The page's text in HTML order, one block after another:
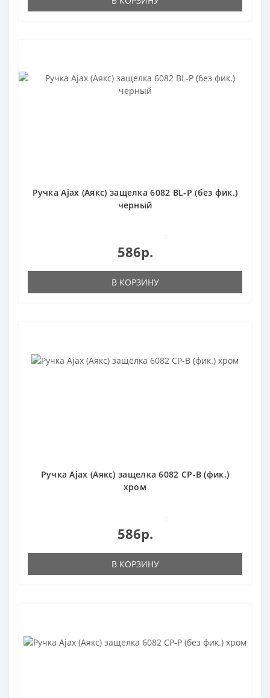
Ручка Ajax (Аякс) защелка 6082 BL-P (без фик.)
черный
586р.
В КОРЗИНУ
Ручка Ajax (Аякс) защелка 6082 CP-B (фик.)
хром
586р.
В КОРЗИНУ